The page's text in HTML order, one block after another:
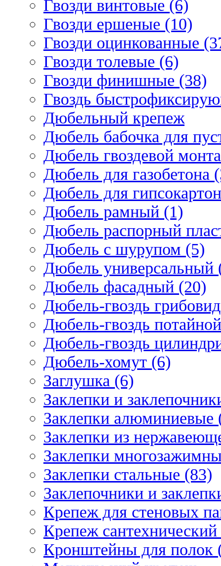
Гвозди винтовые (6)
Гвозди ершеные (10)
Гвозди оцинкованные
Гвозди толевые (6)
Гвозди финишные (38)
Гвоздь
Дюбельный крепеж
Дюбель бабочка для
Дюбель гвоздевой
Дюбель для газобетона
Дюбель для
Дюбель рамный (1)
Дюбель распорный
Дюбель с шурупом (5)
Дюбель универсальный
Дюбель фасадный (20)
Дюбель-гвоздь
Дюбель-гвоздь
Дюбель-гвоздь
Дюбель-хомут (6)
Заглушка (6)
Заклепки и
Заклепки алюминиевые
Заклепки из
Заклепки
Заклепки стальные (83)
Заклепочники и
Крепеж для стеновых
Крепеж
Кронштейны для полок